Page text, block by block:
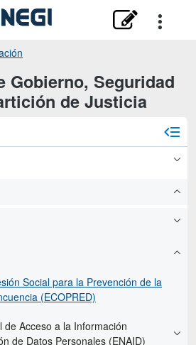
Gobierno, Seguridad
de Justicia
Social para la Prevención de la
(ECOPRED)
de Acceso a la Información
de Datos Personales (ENAID)